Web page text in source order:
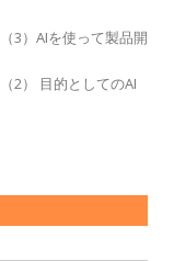
3）AIを使って製品開
2） 目的としてのAI